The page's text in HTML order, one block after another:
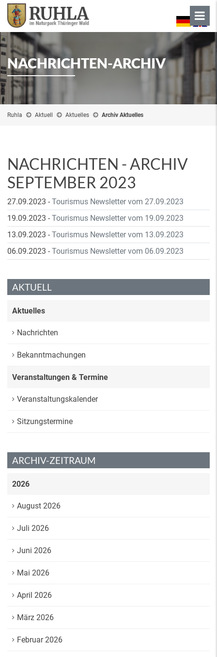
NACHRICHTEN-ARCHIV
Ruhla Aktuell Aktuelles Archiv Aktuelles
NACHRICHTEN - ARCHIV
SEPTEMBER 2023
27.09.2023 - Tourismus Newsletter vom 27.09.2023
19.09.2023 - Tourismus Newsletter vom 19.09.2023
13.09.2023 - Tourismus Newsletter vom 13.09.2023
06.09.2023 - Tourismus Newsletter vom 06.09.2023
AKTUELL
Aktuelles
Nachrichten
Bekanntmachungen
Veranstaltungen & Termine
Veranstaltungskalender
Sitzungstermine
ARCHIV-ZEITRAUM
2026
August 2026
Juli 2026
Juni 2026
Mai 2026
April 2026
März 2026
Februar 2026